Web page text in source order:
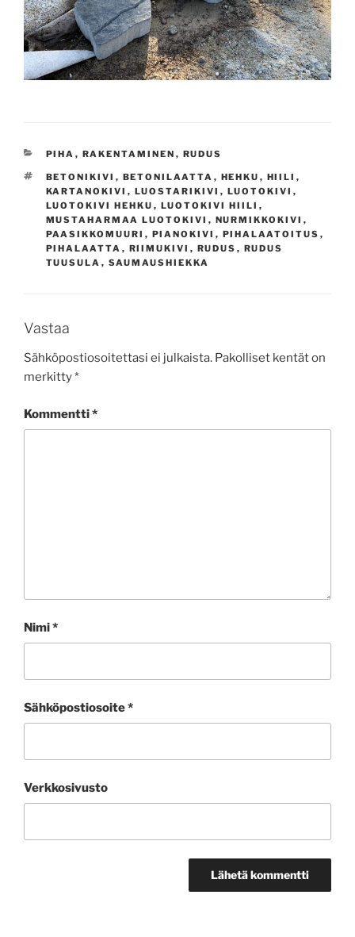
KATEGORIAT
PIHA , RAKENTAMINEN , RUDUS
AVAINSANAT
BETONIKIVI , BETONILAATTA , HEHKU , HIILI ,
KARTANOKIVI , LUOSTARIKIVI , LUOTOKIVI ,
LUOTOKIVI HEHKU , LUOTOKIVI HIILI ,
MUSTAHARMAA LUOTOKIVI , NURMIKKOKIVI ,
PAASIKKOMUURI , PIANOKIVI , PIHALAATOITUS ,
PIHALAATTA , RIIMUKIVI , RUDUS , RUDUS
TUUSULA , SAUMAUSHIEKKA
Vastaa
Sähköpostiosoitettasi ei julkaista. Pakolliset kentät on
merkitty*
Kommentti*
Nimi*
Sähköpostiosoite*
Verkkosivusto